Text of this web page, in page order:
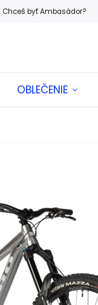
Chceš byť Ambasádor?
OBLEČENIE